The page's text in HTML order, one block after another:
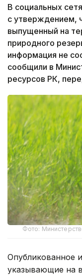
В социальных
с утверждением,
выпущенный на
природного
информация не
сообщили в
ресурсов РК,
Фото:
Опубликованное
указывающие на